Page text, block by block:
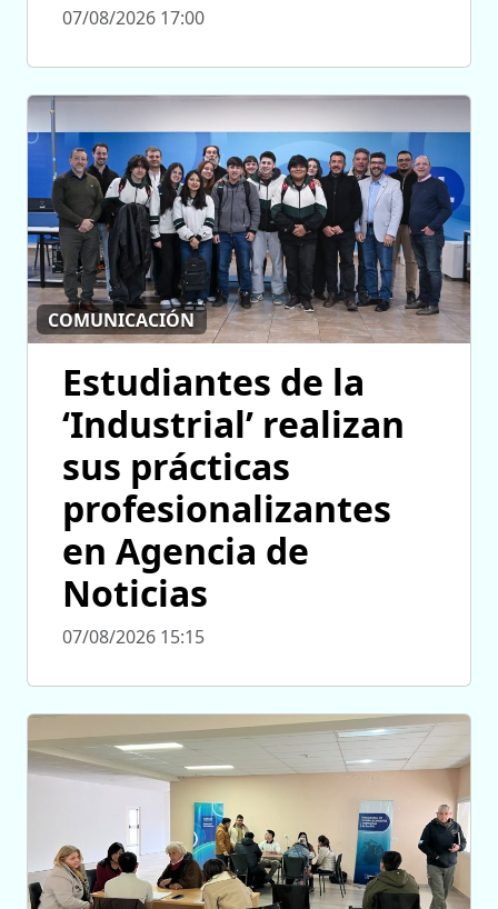
07/08/2026 17:00
COMUNICACIÓN
Estudiantes de la
‘Industrial’ realizan
sus prácticas
profesionalizantes
en Agencia de
Noticias
07/08/2026 15:15